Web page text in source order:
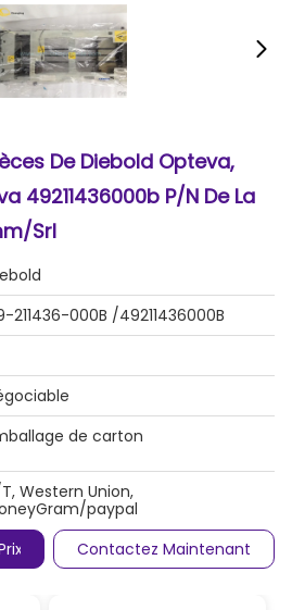
De Diebold Opteva,
49211436000b P/N De La
Srl
211436-000B /49211436000B
de carton
Western Union,
paypal
Contactez Maintenant